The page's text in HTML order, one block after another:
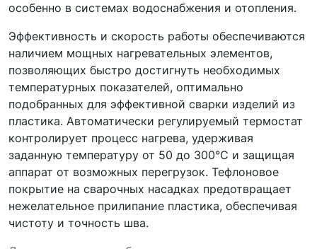
особенно в системах водоснабжения и отопления.
Эффективность и скорость работы обеспечиваются
наличием мощных нагревательных элементов,
позволяющих быстро достигнуть необходимых
температурных показателей, оптимально
подобранных для эффективной сварки изделий из
пластика. Автоматически регулируемый термостат
контролирует процесс нагрева, удерживая
заданную температуру от 50 до 300°C и защищая
аппарат от возможных перегрузок. Тефлоновое
покрытие на сварочных насадках предотвращает
нежелательное прилипание пластика, обеспечивая
чистоту и точность шва.